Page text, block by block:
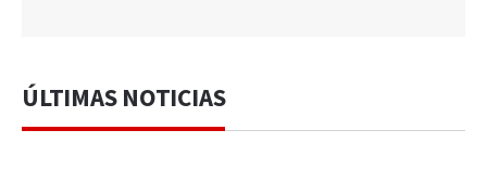
ÚLTIMAS NOTICIAS